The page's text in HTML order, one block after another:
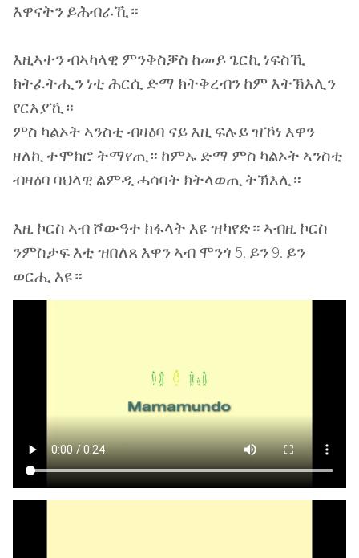
እዋናትን ይሕብራኺ።
እዚኣተን ብኣካላዊ ምንቅስቓስ ከመይ ጌርኪ ነፍስኺ
ክትፈትሒን ነቲ ሕርሲ ድማ ክትቅረብን ከም እትኽእሊን
የርእያኺ።
ምስ ካልኦት ኣንስቲ ብዛዕባ ናይ እዚ ፍሉይ ዝኾነ እዋን
ዘለኪ ተሞክሮ ትማየጢ። ከምኡ ድማ ምስ ካልኦት ኣንስቲ
ብዛዕባ ባህላዊ ልምዲ ሓሳባት ክትላወጢ ትኽእሊ።
እዚ ኮርስ ኣብ ሾውዓተ ክፋላት እዩ ዝካየድ። ኣብዚ ኮርስ
ንምስታፍ እቲ ዝበለጸ እዋን ኣብ ሞንጎ 5. ይን 9. ይን
ወርሒ እዩ።